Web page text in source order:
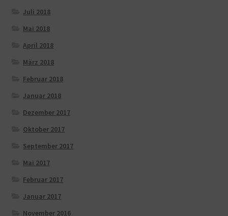
Juli 2018
Mai 2018
April 2018
März 2018
Februar 2018
Januar 2018
Dezember 2017
Oktober 2017
September 2017
Mai 2017
Februar 2017
Januar 2017
November 2016